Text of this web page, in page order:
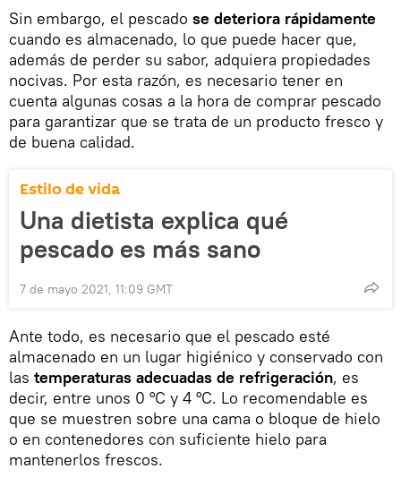
Sin embargo, el pescado se deteriora rápidamente
cuando es almacenado, lo que puede hacer que,
además de perder su sabor, adquiera propiedades
nocivas. Por esta razón, es necesario tener en
cuenta algunas cosas a la hora de comprar pescado
para garantizar que se trata de un producto fresco y
de buena calidad.
Estilo de vida
Una dietista explica qué
pescado es más sano
7 de mayo 2021, 11:09 GMT
Ante todo, es necesario que el pescado esté
almacenado en un lugar higiénico y conservado con
las temperaturas adecuadas de refrigeración, es
decir, entre unos 0 °C y 4 °C. Lo recomendable es
que se muestren sobre una cama o bloque de hielo
o en contenedores con suficiente hielo para
mantenerlos frescos.